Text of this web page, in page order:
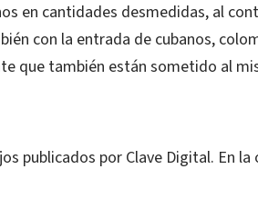
en cantidades desmedidas, al
con la entrada de cubanos,
que también están sometido al
por Clave Digital. En la